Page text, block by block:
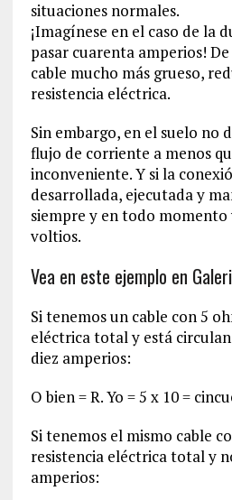
situaciones normales.
¡Imagínese en el caso de la
pasar cuarenta amperios!
cable mucho más grueso,
resistencia eléctrica.
Sin embargo, en el suelo no
flujo de corriente a menos
inconveniente. Y si la
desarrollada, ejecutada y
siempre y en todo momento
voltios.
Vea en este ejemplo en
Si tenemos un cable con 5
eléctrica total y está
diez amperios:
O bien = R. Yo = 5 x 10 =
Si tenemos el mismo cable
resistencia eléctrica total y
amperios: